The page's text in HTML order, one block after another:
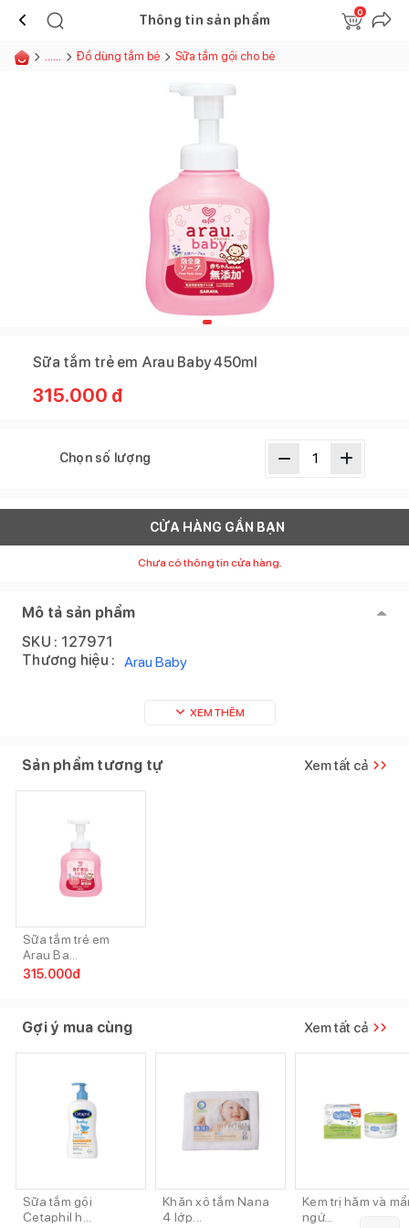
Thông tin sản phẩm
0
...... Đồ dùng tắm bé Sữa tắm gội cho bé
Sữa tắm trẻ em Arau Baby 450ml
315.000 đ
Chọn số lượng
CỬA HÀNG GẦN BẠN
Chưa có thông tin cửa hàng.
Mô tả sản phẩm
SKU : 127971
Thương hiệu : Arau Baby
XEM THÊM
Sản phẩm tương tự Xem tất cả
Sữa tắm trẻ em
Arau Ba...
315.000đ
Gợi ý mua cùng Xem tất cả
Sữa tắm gội
Cetaphil h...
Khăn xô tắm Nana
4 lớp...
Kem trị hăm và
ngứ...